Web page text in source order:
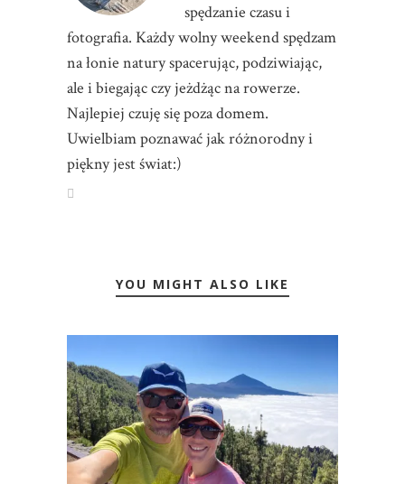
spędzanie czasu i
fotografia. Każdy wolny weekend spędzam
na łonie natury spacerując, podziwiając,
ale i biegając czy jeżdżąc na rowerze.
Najlepiej czuję się poza domem.
Uwielbiam poznawać jak różnorodny i
piękny jest świat:)
YOU MIGHT ALSO LIKE